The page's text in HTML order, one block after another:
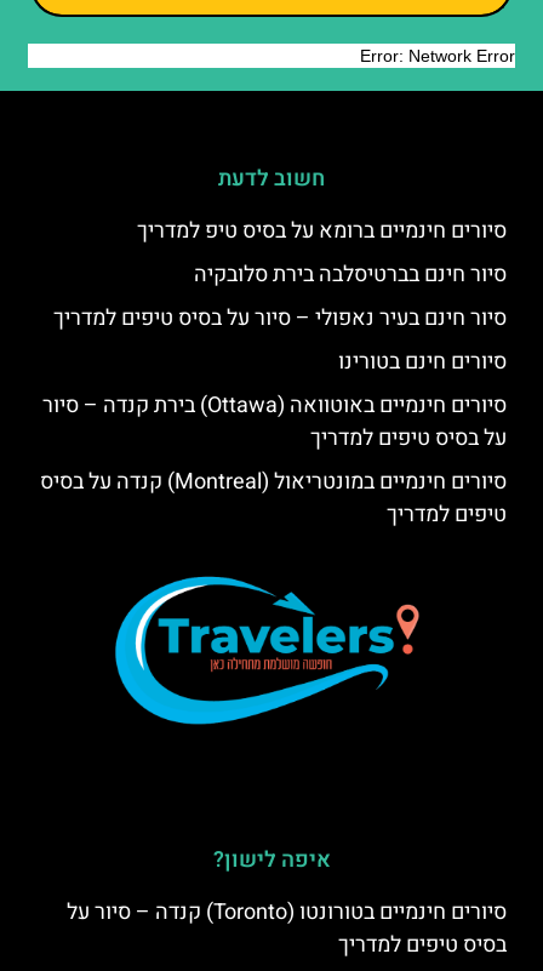
חשוב לדעת
סיורים חינמיים ברומא על בסיס טיפ למדריך
סיור חינם בברטיסלבה בירת סלובקיה
סיור חינם בעיר נאפולי – סיור על בסיס טיפים למדריך
סיורים חינם בטורינו
סיורים חינמיים באוטוואה (Ottawa) בירת קנדה – סיור
על בסיס טיפים למדריך
סיורים חינמיים במונטריאול (Montreal) קנדה על בסיס
טיפים למדריך
איפה לישון?
סיורים חינמיים בטורונטו (Toronto) קנדה – סיור על
בסיס טיפים למדריך